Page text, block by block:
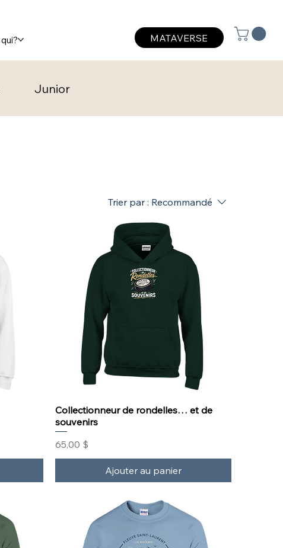
MATAVERSE
Junior
Trier par : Recommandé
Collectionneur de rondelles… et de
souvenirs
Prix
65,00 $
Ajouter au panier